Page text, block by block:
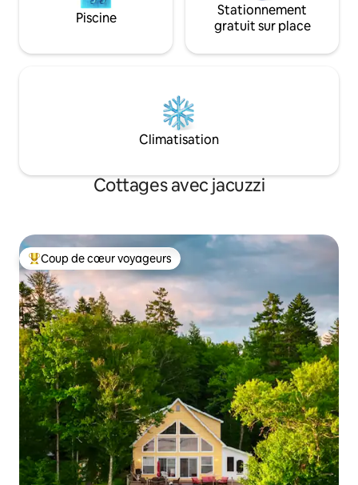
Piscine
Stationnement
gratuit sur place
Climatisation
Cottages avec jacuzzi
Coups de cœur voyageurs les plus appréciés
Coup de cœur voyageurs